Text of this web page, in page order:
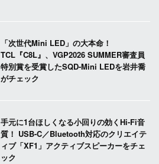
「次世代Mini LED」の大本命！
TCL『C8L』、VGP2026 SUMMER審査員
特別賞を受賞したSQD-Mini LEDを岩井喬
がチェック
手元に1台ほしくなる小回りの効くHi-Fi音
質！ USB-C／Bluetooth対応のクリエイテ
ィブ「XF1」アクティブスピーカーをチェ
ック